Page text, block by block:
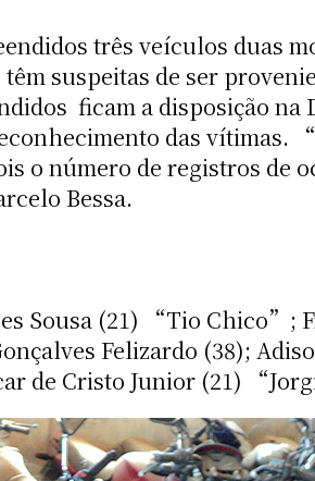
três veículos duas
suspeitas de ser
ficam a disposição
das vítimas.
o número de registros
Bessa.
Sousa (21) “Tio
Felizardo (38);
de Cristo Junior (21)